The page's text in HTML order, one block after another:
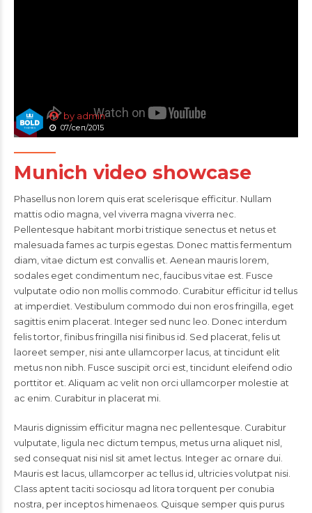
by admin
07/сеп/2015
Munich video showcase
Phasellus non lorem quis erat scelerisque efficitur. Nullam
mattis odio magna, vel viverra magna viverra nec.
Pellentesque habitant morbi tristique senectus et netus et
malesuada fames ac turpis egestas. Donec mattis fermentum
diam, vitae dictum est convallis et. Aenean mauris lorem,
sodales eget condimentum nec, faucibus vitae est. Fusce
vulputate odio non mollis commodo. Curabitur efficitur id tellus
at imperdiet. Vestibulum commodo dui non eros fringilla, eget
sagittis enim placerat. Integer sed nunc leo. Donec interdum
felis tortor, finibus fringilla nisi finibus id. Sed placerat, felis ut
laoreet semper, nisi ante ullamcorper lacus, at tincidunt elit
metus non nibh. Fusce suscipit orci est, tincidunt eleifend odio
porttitor et. Aliquam ac velit non orci ullamcorper molestie at
ac enim. Curabitur in placerat mi.
Mauris dignissim efficitur magna nec pellentesque. Curabitur
vulputate, ligula nec dictum tempus, metus urna aliquet nisl,
sed consequat nisi nisl sit amet lectus. Integer ac ornare dui.
Mauris est lacus, ullamcorper ac tellus id, ultricies volutpat nisi.
Class aptent taciti sociosqu ad litora torquent per conubia
nostra, per inceptos himenaeos. Quisque semper quis purus